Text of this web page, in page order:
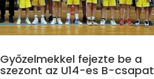
Győzelmekkel fejezte be a
szezont az U14-es B-csapat